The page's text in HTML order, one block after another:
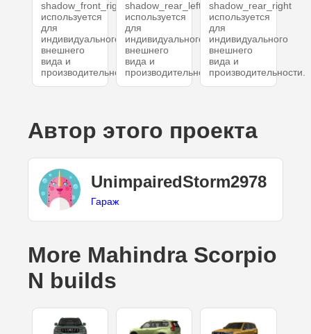
shadow_front_right
используется
для
индивидуального
внешнего
вида и
производительности.
shadow_rear_left
используется
для
индивидуального
внешнего
вида и
производительности.
shadow_rear_right
используется
для
индивидуального
внешнего
вида и
производительности.
Автор этого проекта
UnimpairedStorm2978
Гараж
More Mahindra Scorpio
N builds